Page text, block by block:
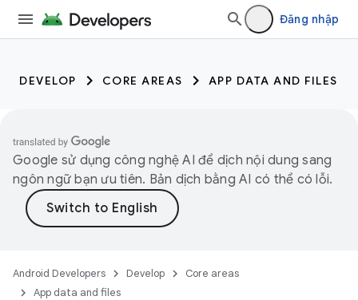
Đăng nhập
DEVELOP CORE AREAS APP DATA AND FILES
Google sử dụng công nghệ AI để dịch nội dung sang
ngôn ngữ bạn ưu tiên. Bản dịch bằng AI có thể có lỗi.
Android Developers Develop
Core areas
App data and files